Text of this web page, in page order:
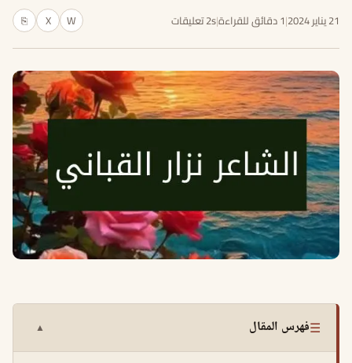
21 يناير 2024 |1 دقائق للقراءة |2s تعليقات W
X
⎘
☰فهرس المقال ▲